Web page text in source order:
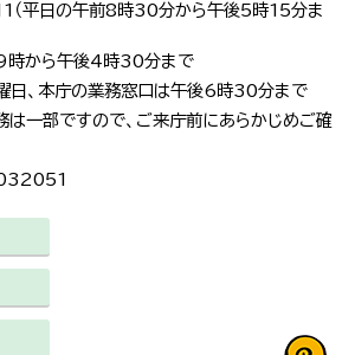
平日の午前8時30分から午後5時15分ま
時から午後4時30分まで
日、本庁の業務窓口は午後6時30分まで
は一部ですので、ご来庁前にあらかじめご確